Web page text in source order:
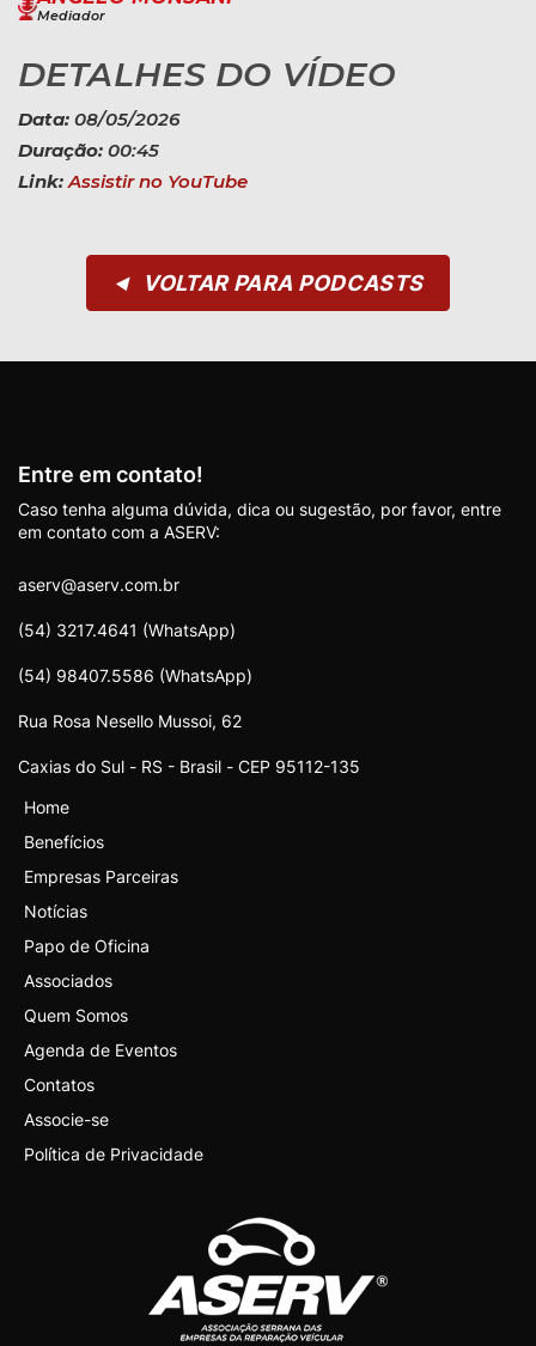
Mediador
DETALHES DO VÍDEO
Data: 08/05/2026
Duração: 00:45
Link: Assistir no YouTube
◀ VOLTAR PARA PODCASTS
Entre em contato!
Caso tenha alguma dúvida, dica ou sugestão, por favor, entre
em contato com a ASERV:
aserv@aserv.com.br
(54) 3217.4641 (WhatsApp)
(54) 98407.5586 (WhatsApp)
Rua Rosa Nesello Mussoi, 62
Caxias do Sul - RS - Brasil - CEP 95112-135
Home
Benefícios
Empresas Parceiras
Notícias
Papo de Oficina
Associados
Quem Somos
Agenda de Eventos
Contatos
Associe-se
Política de Privacidade